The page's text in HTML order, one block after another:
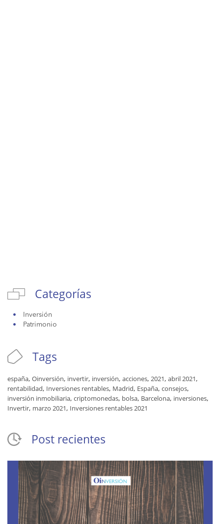
Categorías
Inversión
Patrimonio
Tags
españa, Oinversión, invertir, inversión, acciones, 2021, abril 2021,
rentabilidad, Inversiones rentables, Madrid, España, consejos,
inversión inmobiliaria, criptomonedas, bolsa, Barcelona, inversiones,
Invertir, marzo 2021, Inversiones rentables 2021
Post recientes